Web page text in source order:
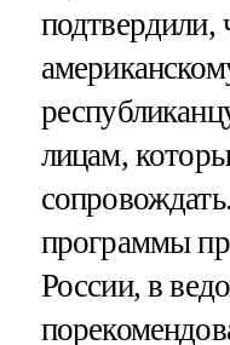
подтвердили,
лицам,
программы
России, в